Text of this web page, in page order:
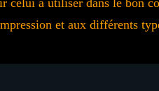
et aux différents